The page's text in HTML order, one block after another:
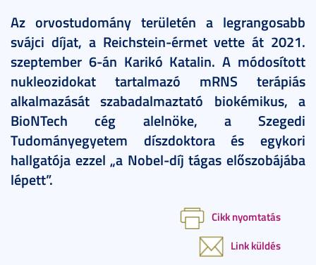
Az orvostudomány területén a legrangosabb
svájci díjat, a Reichstein-érmet vette át 2021.
szeptember 6-án Karikó Katalin. A módosított
nukleozidokat tartalmazó mRNS terápiás
alkalmazását szabadalmaztató biokémikus, a
BioNTech cég alelnöke, a Szegedi
Tudományegyetem díszdoktora és egykori
hallgatója ezzel „a Nobel-díj tágas előszobájába
lépett”.
Cikk nyomtatás
Link küldés